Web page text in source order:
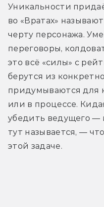
Уникальности
во «Вратах»
черту персонажа.
переговоры,
это всё «силы» с
берутся из
придумываются для
или в процессе.
убедить ведущего —
тут называется, —
этой задаче.